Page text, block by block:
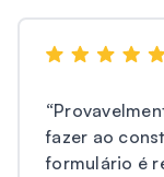
“
fazer ao
formulário é